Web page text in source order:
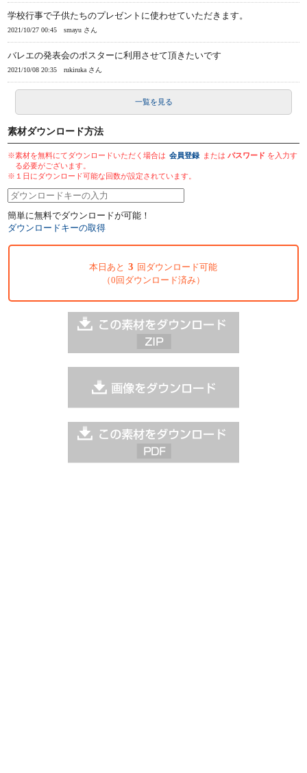
学校行事で子供たちのプレゼントに使わせていただきます。
2021/10/27 00:45 smayu さん
バレエの発表会のポスターに利用させて頂きたいです
2021/10/08 20:35 rukiruka さん
一覧を見る
素材ダウンロード方法
※素材を無料にてダウンロードいただく場合は 会員登録 またはパスワード を入力す
る必要がございます。
※１日にダウンロード可能な回数が設定されています。
簡単に無料でダウンロードが可能！
ダウンロードキーの取得
本日あと 3 回ダウンロード可能
（0回ダウンロード済み）